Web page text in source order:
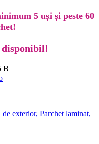
5 uși și peste 60
B